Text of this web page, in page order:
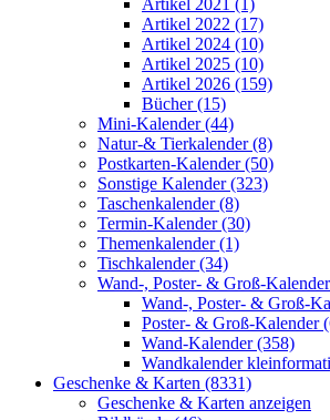
Artikel 2022 (17)
Artikel 2024 (10)
Artikel 2025 (10)
Artikel 2026 (159)
Bücher (15)
Mini-Kalender (44)
Natur-& Tierkalender (8)
Postkarten-Kalender (50)
Sonstige Kalender (323)
Taschenkalender (8)
Termin-Kalender (30)
Themenkalender (1)
Tischkalender (34)
Wand-, Poster- & Groß-
Wand-, Poster- & Groß-
Poster- & Groß-Kalender
Wand-Kalender (358)
Wandkalender
Geschenke & Karten (8331)
Geschenke & Karten anzeigen